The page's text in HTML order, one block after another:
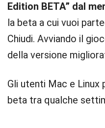
Edition BETA” dal
la beta a cui vuoi
Chiudi. Avviando il
della versione
Gli utenti Mac e Linux
beta tra qualche